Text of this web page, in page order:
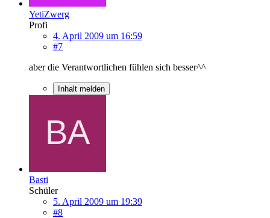
YetiZwerg
Profi
4. April 2009 um 16:59
#7
aber die Verantwortlichen fühlen sich besser^^
Inhalt melden
Basti
Schüler
5. April 2009 um 19:39
#8